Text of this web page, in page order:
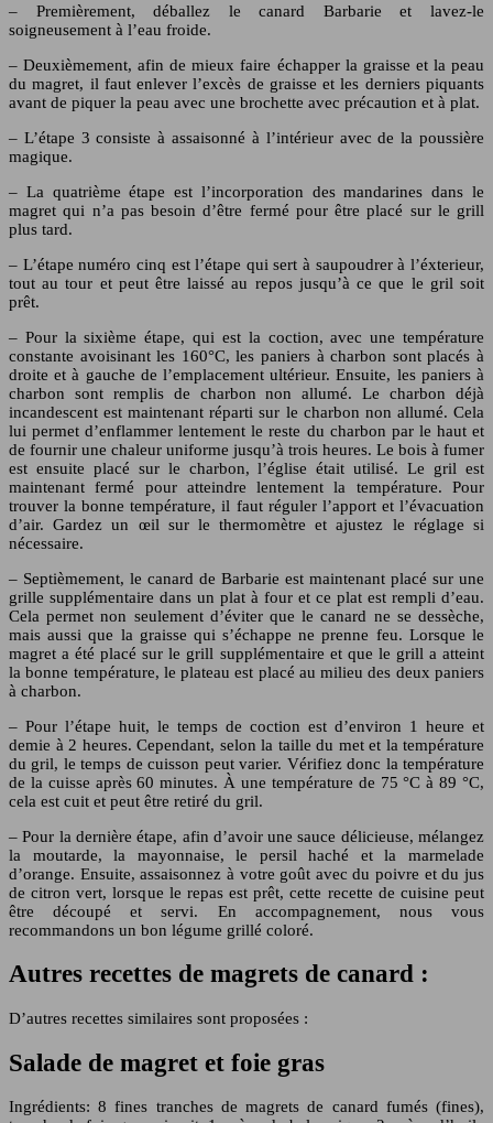
– Premièrement, déballez le canard Barbarie et lavez-le
soigneusement à l’eau froide.
– Deuxièmement, afin de mieux faire échapper la graisse et la peau
du magret, il faut enlever l’excès de graisse et les derniers piquants
avant de piquer la peau avec une brochette avec précaution et à plat.
– L’étape 3 consiste à assaisonné à l’intérieur avec de la poussière
magique.
– La quatrième étape est l’incorporation des mandarines dans le
magret qui n’a pas besoin d’être fermé pour être placé sur le grill
plus tard.
– L’étape numéro cinq est l’étape qui sert à saupoudrer à l’éxterieur,
tout au tour et peut être laissé au repos jusqu’à ce que le gril soit
prêt.
– Pour la sixième étape, qui est la coction, avec une température
constante avoisinant les 160°C, les paniers à charbon sont placés à
droite et à gauche de l’emplacement ultérieur. Ensuite, les paniers à
charbon sont remplis de charbon non allumé. Le charbon déjà
incandescent est maintenant réparti sur le charbon non allumé. Cela
lui permet d’enflammer lentement le reste du charbon par le haut et
de fournir une chaleur uniforme jusqu’à trois heures. Le bois à fumer
est ensuite placé sur le charbon, l’église était utilisé. Le gril est
maintenant fermé pour atteindre lentement la température. Pour
trouver la bonne température, il faut réguler l’apport et l’évacuation
d’air. Gardez un œil sur le thermomètre et ajustez le réglage si
nécessaire.
– Septièmement, le canard de Barbarie est maintenant placé sur une
grille supplémentaire dans un plat à four et ce plat est rempli d’eau.
Cela permet non seulement d’éviter que le canard ne se dessèche,
mais aussi que la graisse qui s’échappe ne prenne feu. Lorsque le
magret a été placé sur le grill supplémentaire et que le grill a atteint
la bonne température, le plateau est placé au milieu des deux paniers
à charbon.
– Pour l’étape huit, le temps de coction est d’environ 1 heure et
demie à 2 heures. Cependant, selon la taille du met et la température
du gril, le temps de cuisson peut varier. Vérifiez donc la température
de la cuisse après 60 minutes. À une température de 75 °C à 89 °C,
cela est cuit et peut être retiré du gril.
– Pour la dernière étape, afin d’avoir une sauce délicieuse, mélangez
la moutarde, la mayonnaise, le persil haché et la marmelade
d’orange. Ensuite, assaisonnez à votre goût avec du poivre et du jus
de citron vert, lorsque le repas est prêt, cette recette de cuisine peut
être découpé et servi. En accompagnement, nous vous
recommandons un bon légume grillé coloré.
Autres recettes de magrets de canard :
D’autres recettes similaires sont proposées :
Salade de magret et foie gras
Ingrédients: 8 fines tranches de magrets de canard fumés (fines),